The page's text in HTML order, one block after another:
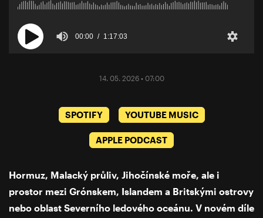
00:00 1:17:03
14. 05. 2026 • 07:00
SPOTIFY YOUTUBE MUSIC
APPLE PODCAST
Hormuz, Malacký průliv, Jihočínské moře, ale i
prostor mezi Grónskem, Islandem a Britskými ostrovy
nebo oblast Severního ledového oceánu. V novém díle